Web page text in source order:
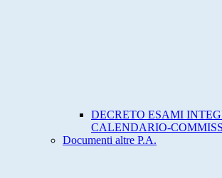
DECRETO ESAMI
CALENDARIO-
Documenti altre P.A.